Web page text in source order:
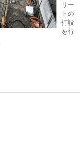
リー
トの
打設
を行